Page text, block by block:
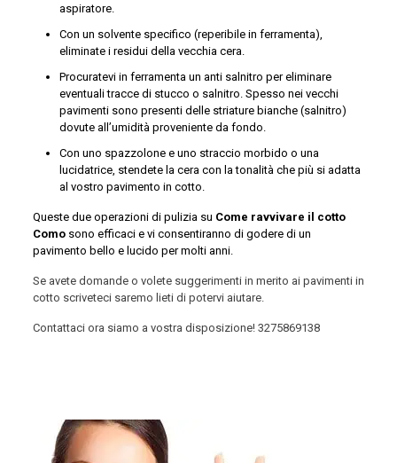
aspiratore.
Con un solvente specifico (reperibile in ferramenta),
eliminate i residui della vecchia cera.
Procuratevi in ferramenta un anti salnitro per eliminare
eventuali tracce di stucco o salnitro. Spesso nei vecchi
pavimenti sono presenti delle striature bianche (salnitro)
dovute all’umidità proveniente da fondo.
Con uno spazzolone e uno straccio morbido o una
lucidatrice, stendete la cera con la tonalità che più si adatta
al vostro pavimento in cotto.
Queste due operazioni di pulizia su Come ravvivare il cotto
Como sono efficaci e vi consentiranno di godere di un
pavimento bello e lucido per molti anni.
Se avete domande o volete suggerimenti in merito ai pavimenti in
cotto scriveteci saremo lieti di potervi aiutare.
Contattaci ora siamo a vostra disposizione! 3275869138